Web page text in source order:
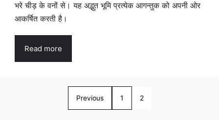
भरे चीड़ के वनों से। यह अद्भुत भूमि प्रत्येक आगन्तुक को अपनी ओर
आकर्षित करती है।
Read more
Previous 1 2